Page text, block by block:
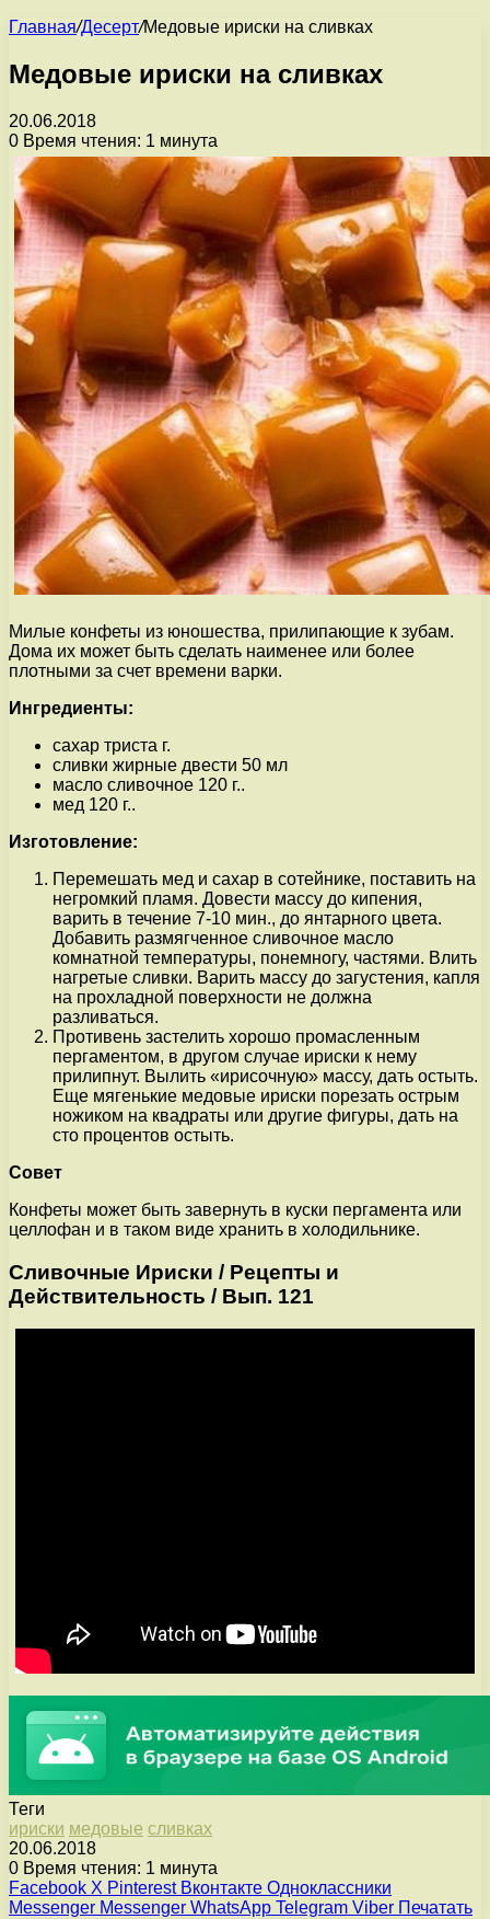
Главная/Десерт/Медовые ириски на сливках
Медовые ириски на сливках
20.06.2018
0 Время чтения: 1 минута
Милые конфеты из юношества, прилипающие к зубам.
Дома их может быть сделать наименее или более
плотными за счет времени варки.
Ингредиенты:
сахар триста г.
сливки жирные двести 50 мл
масло сливочное 120 г..
мед 120 г..
Изготовление:
Перемешать мед и сахар в сотейнике, поставить на
негромкий пламя. Довести массу до кипения,
варить в течение 7-10 мин., до янтарного цвета.
Добавить размягченное сливочное масло
комнатной температуры, понемногу, частями. Влить
нагретые сливки. Варить массу до загустения, капля
на прохладной поверхности не должна
разливаться.
Противень застелить хорошо промасленным
пергаментом, в другом случае ириски к нему
прилипнут. Вылить «ирисочную» массу, дать остыть.
Еще мягенькие медовые ириски порезать острым
ножиком на квадраты или другие фигуры, дать на
сто процентов остыть.
Совет
Конфеты может быть завернуть в куски пергамента или
целлофан и в таком виде хранить в холодильнике.
Сливочные Ириски / Рецепты и
Действительность / Вып. 121
Теги
ириски медовые сливках
20.06.2018
0 Время чтения: 1 минута
Facebook X Pinterest Вконтакте Одноклассники
Messenger Messenger WhatsApp Telegram Viber Печатать